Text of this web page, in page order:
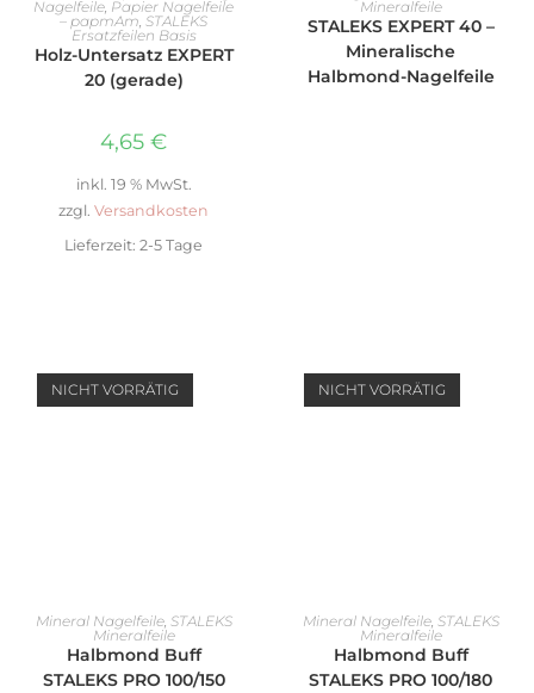
Nagelfeile, Papier Nagelfeile
– papmAm, STALEKS
Ersatzfeilen Basis
Holz-Untersatz EXPERT
20 (gerade)
4,65 €
inkl. 19 % MwSt.
zzgl. Versandkosten
Lieferzeit: 2-5 Tage
Mineralfeile
STALEKS EXPERT 40 –
Mineralische
Halbmond-Nagelfeile
NICHT VORRÄTIG
WEITERLESEN
Mineral Nagelfeile, STALEKS
Mineralfeile
Halbmond Buff
STALEKS PRO 100/150
NICHT VORRÄTIG
WEITERLESEN
Mineral Nagelfeile, STALEKS
Mineralfeile
Halbmond Buff
STALEKS PRO 100/180